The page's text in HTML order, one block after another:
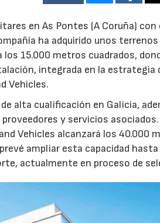
en As Pontes (A Coruña) con
ha adquirido unos terrenos
15.000 metros cuadrados,
integrada en la estrategia
Vehicles.
alta cualificación en Galicia,
y servicios asociados.
Vehicles alcanzará los 40.000
ampliar esta capacidad hasta
actualmente en proceso de